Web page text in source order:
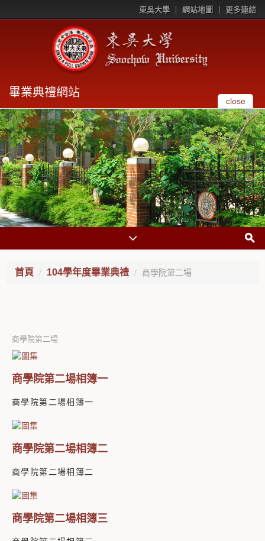
東吳大學 網站地圖 更多連結
畢業典禮網站
close
首頁 104學年度畢業典禮 商學院第二場
商學院第二場
商學院第二場相簿一
商學院第二場相簿一
商學院第二場相簿二
商學院第二場相簿二
商學院第二場相簿三